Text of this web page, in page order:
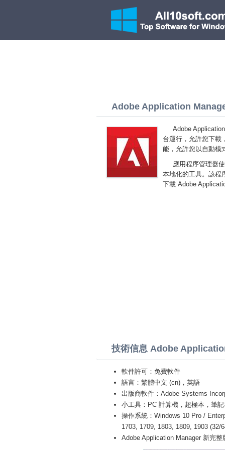
Adobe Application
Adobe
台運行，允許您下載
能，允許您以自動模
應用程序管理器
本地化的工具。該程
下載 Adobe
技術信息 Adobe
軟件許可：免費軟件
語言：繁體中文 (cn)，英語
出版商軟件：Adobe Systems
小工具：PC 計算機，超極本，筆
操作系統：Windows 10 Pro /
1703, 1709, 1803, 1809, 1903 (32/
Adobe Application Manager 新完整